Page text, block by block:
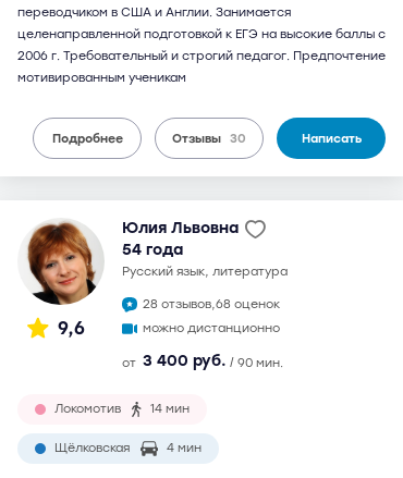
переводчиком в США и Англии. Занимается
целенаправленной подготовкой к ЕГЭ на высокие баллы с
2006 г. Требовательный и строгий педагог. Предпочтение
мотивированным ученикам
Подробнее Отзывы 30 Написать
9,6
Юлия Львовна
54 года
русский язык, литература
28 отзывов,68 оценок
можно дистанционно
от 3 400 руб. / 90 мин.
Локомотив 14 мин
Щёлковская 4 мин